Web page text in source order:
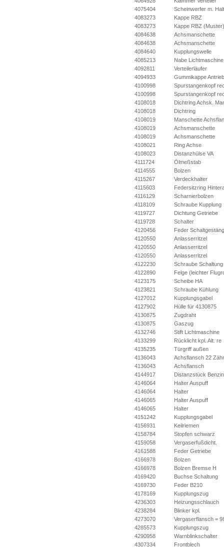
4075404
Scheinwerfer m.
4083273
Kappe RBZ
4083273
Kappe RBZ (Muster)
4084638
Achsmanschette
4084638
Achsmanschette
4084640
Kupplungswelle
4085213
Nabe Lichtmaschine
4092811
Verteilerläufer
4094933
Gummikappe Antrieb
4100998
Spurstangenkopf
4100998
Spurstangenkopf
4108018
Dichtring Achsk.
4108018
Dichtring
4108019
Manschette
4108019
Achsmanschette
4108019
Achsmanschette
4108021
Ring Achse
4108023
Distanzhülse VA
4111724
Ölmeßstab
4114555
Bolzen
4115267
Verdeckhalter
4115603
Federsitzring
4116129
Scharnierbolzen
4118109
Schraube Kupplung
4119727
Dichtung Getriebe
4119728
Schalter
4120456
Feder
4120550
Anlasserritzel
4120550
Anlasserritzel
4120550
Anlasserritzel
4122230
Schraube Schaltung
4122890
Felge (leichter
4123175
Scheibe HA
4123821
Schraube Kühlung
4127012
Kupplungsgabel
4127902
Hülle für 4130875
4130875
Zugdraht
4130875
Gaszug
4132746
Stift Lichtmaschine
4133299
Rücklicht kpl. Alt. re
4135235
Türgriff außen
4136043
Achsflansch 22
4136043
Achsflansch
4144917
Distanzstück
4146064
Halter Auspuff
4146064
Halter
4146065
Halter Auspuff
4146065
Halter
4151242
Kupplungsgabel
4156931
Keilriemen
4158784
Stopfen schwarz
4159058
Vergaserfußdicht.
4161588
Feder Getriebe
4166978
Bolzen
4166978
Bolzen Bremse H
4169420
Buchse Schaltung
4169730
Feder B210
4178169
Kupplungszug
4236303
Heizungsschlauch
4238284
Blinker kpl.
4273070
Vergaserflansch =
4285573
Kupplungszug
4290958
Warnblinkschalter
4307334
Frontblech